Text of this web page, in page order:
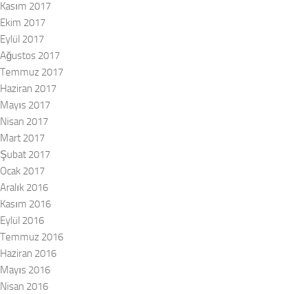
Kasım 2017
Ekim 2017
Eylül 2017
Ağustos 2017
Temmuz 2017
Haziran 2017
Mayıs 2017
Nisan 2017
Mart 2017
Şubat 2017
Ocak 2017
Aralık 2016
Kasım 2016
Eylül 2016
Temmuz 2016
Haziran 2016
Mayıs 2016
Nisan 2016